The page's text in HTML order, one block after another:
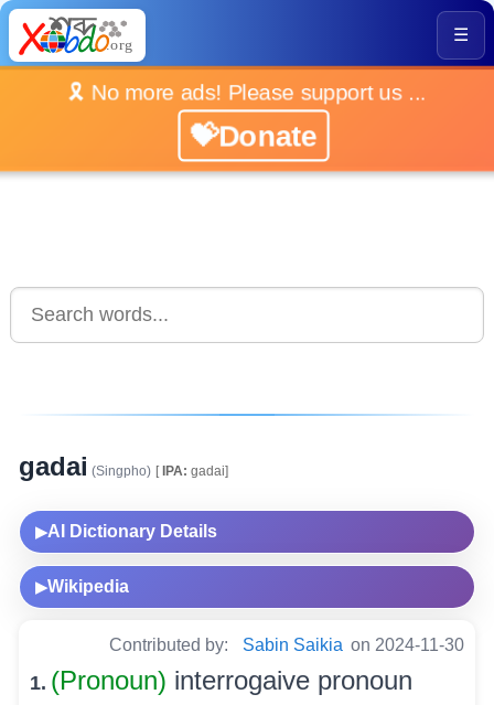
☰
🎗️ No more ads! Please support us ...
💝Donate
gadai (Singpho) [IPA: gadai]
▶AI Dictionary Details
▶Wikipedia
Contributed by: Sabin Saikia on 2024-11-30
1. (Pronoun) interrogaive pronoun